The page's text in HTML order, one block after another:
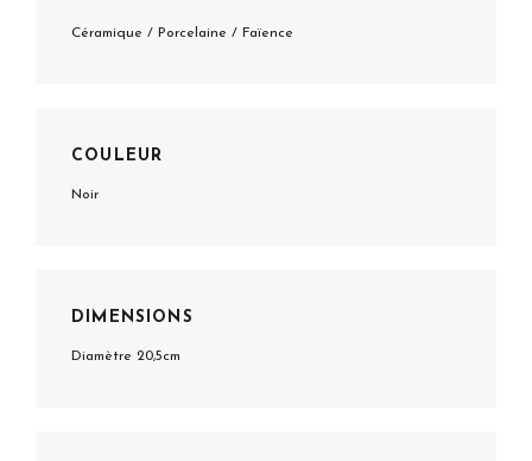
Céramique / Porcelaine / Faïence
COULEUR
Noir
DIMENSIONS
Diamètre 20,5cm